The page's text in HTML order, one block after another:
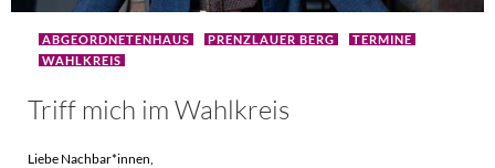
ABGEORDNETENHAUS PRENZLAUER BERG
TERMINE
WAHLKREIS
Triff mich im Wahlkreis
Liebe Nachbar*innen,